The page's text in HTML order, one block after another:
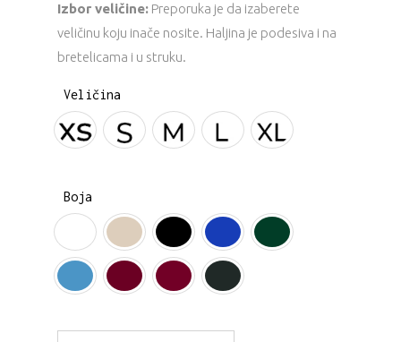
Izbor veličine: Preporuka je da izaberete
veličinu koju inače nosite. Haljina je podesiva i na
bretelicama i u struku.
Veličina
Boja